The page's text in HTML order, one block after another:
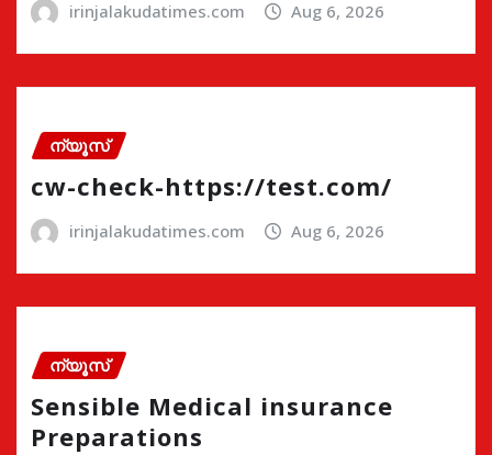
irinjalakudatimes.com Aug 6, 2026
ന്യൂസ്
cw-check-https://test.com/
irinjalakudatimes.com Aug 6, 2026
ന്യൂസ്
Sensible Medical insurance
Preparations